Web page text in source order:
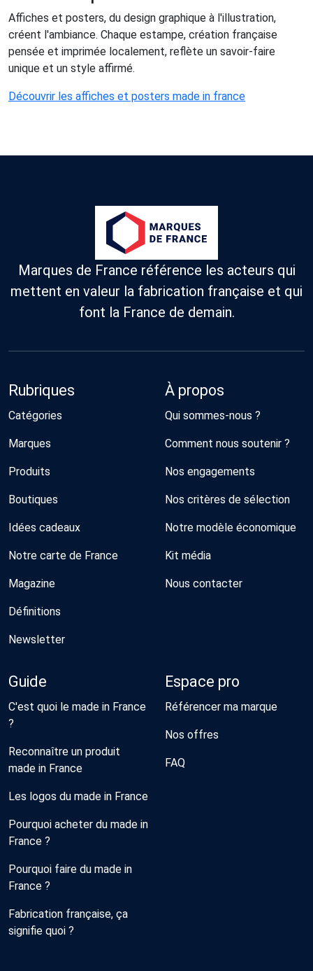
Affiches et posters, du design graphique à l'illustration,
créent l'ambiance. Chaque estampe, création française
pensée et imprimée localement, reflète un savoir-faire
unique et un style affirmé.
Découvrir les affiches et posters made in france
Marques de France référence les acteurs qui
mettent en valeur la fabrication française et qui
font la France de demain.
Rubriques
Catégories
Marques
Produits
Boutiques
Idées cadeaux
Notre carte de France
Magazine
Définitions
Newsletter
À propos
Qui sommes-nous ?
Comment nous soutenir ?
Nos engagements
Nos critères de sélection
Notre modèle économique
Kit média
Nous contacter
Guide
C'est quoi le made in France
?
Reconnaître un produit
made in France
Les logos du made in France
Pourquoi acheter du made in
France ?
Pourquoi faire du made in
France ?
Fabrication française, ça
signifie quoi ?
Espace pro
Référencer ma marque
Nos offres
FAQ